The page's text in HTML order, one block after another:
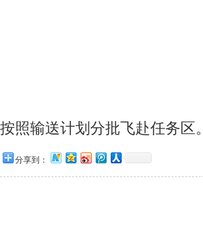
按照输送计划分批飞赴任务区。
分享到：